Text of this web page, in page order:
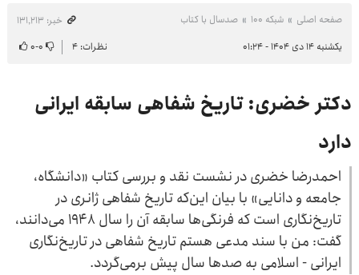
صفحه اصلی شبکه ۱۰۰ صدسال با کتاب
خبر: ۱۳۱٬۲۱۳
یکشنبه ۱۴ دی ۱۴۰۴ - ۰۱:۲۴
نظرات: ۴ ۰-۰
دکتر خضری: تاریخ شفاهی سابقه ایرانی
دارد
احمدرضا خضری در نشست نقد و بررسی کتاب «دانشگاه،
جامعه و دانایی» با بیان این‌که تاریخ شفاهی ژانری در
تاریخ‌نگاری است که فرنگی‌ها سابقه آن را سال ۱۹۴۸ می‌دانند،
گفت: من با سند مدعی هستم تاریخ شفاهی در تاریخ‌نگاری
ایرانی - اسلامی به صدها سال پیش برمی‌گردد.